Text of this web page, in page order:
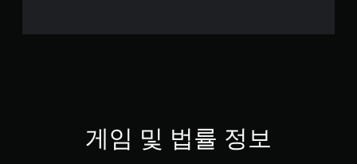
게임 및 법률 정보